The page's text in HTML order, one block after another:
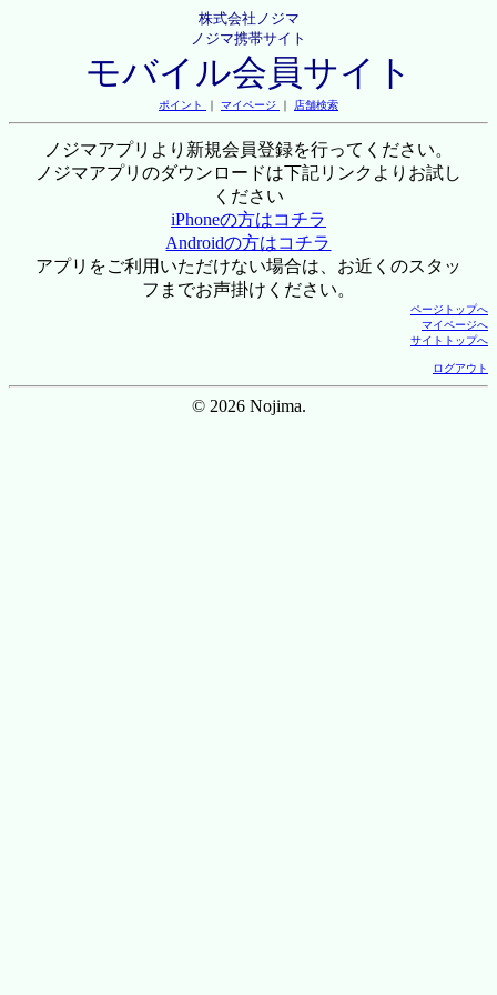
株式会社ノジマ
ノジマ携帯サイト
モバイル会員サイト
ポイント ｜ マイページ ｜ 店舗検索
ノジマアプリより新規会員登録を行ってください。
ノジマアプリのダウンロードは下記リンクよりお試し
ください
iPhoneの方はコチラ
Androidの方はコチラ
アプリをご利用いただけない場合は、お近くのスタッ
フまでお声掛けください。
ページトップへ
マイページへ
サイトトップへ
ログアウト
© 2026 Nojima.